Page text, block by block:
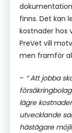
finns. Det kan
kostnader hos
PreVet vill
men framför
– “ Att jobba
lägre
utvecklande
hästägare